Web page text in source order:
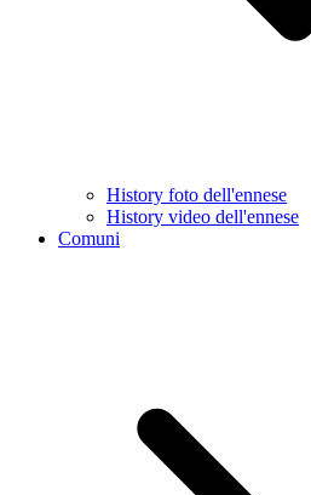
History foto dell'ennese
History video dell'ennese
Comuni